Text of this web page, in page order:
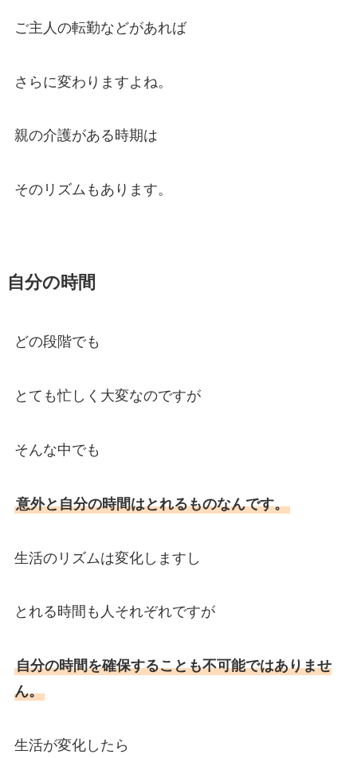
ご主人の転勤などがあれば
さらに変わりますよね。
親の介護がある時期は
そのリズムもあります。
自分の時間
どの段階でも
とても忙しく大変なのですが
そんな中でも
意外と自分の時間はとれるものなんです。
生活のリズムは変化しますし
とれる時間も人それぞれですが
自分の時間を確保することも不可能ではありませ
ん。
生活が変化したら